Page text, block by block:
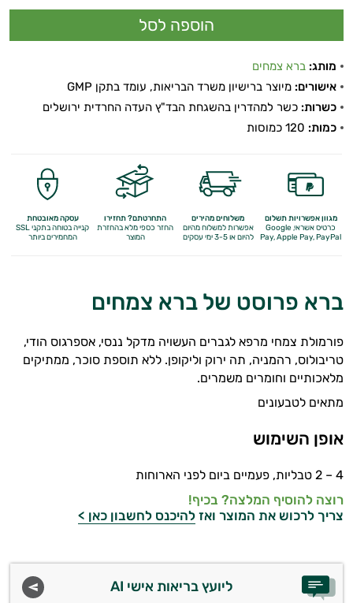
מותג: ברא צמחים
אישורים: מיוצר ברישיון משרד הבריאות, עומד בתקן GMP
כשרות: כשר למהדרין בהשגחת הבד"ץ העדה החרדית ירושלים
כמות:
מגוון אפשרויות תשלום
כרטיס אשראי, Google
Pay,Apple Pay, PayPal
משלוחים מהירים
אפשרות למשלוח מהיום
להיום או 3-5 ימי עסקים
התחרטתם? תחזירו
החזר כספי מלאבהחזרת
המוצר
עסקה מאובטחת
קנייה בטוחה בתקני SSL
המחמירים ביותר
ברא פרוסט של ברא צמחים
פורמולת צמחי מרפא לגברים העשויה מדקל ננסי, אספרגוס הודי,
טריבולוס, רהמניה, תה ירוק וליקופן. ללא תוספת סוכר, ממתיקים
מלאכותיים וחומרים משמרים.
מתאים לטבעונים
אופן השימוש
4 – 2 טבליות, פעמיים ביום לפני הארוחות
רוצה להוסיף המלצה? בכיף!
צריך לרכוש את המוצר ואז להיכנס לחשבון כאן >
ליועץ בריאות אישי AI